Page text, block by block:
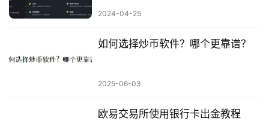
2024-04-25
如何选择炒币软件？哪个更靠谱？
2025-06-03
欧易交易所使用银行卡出金教程